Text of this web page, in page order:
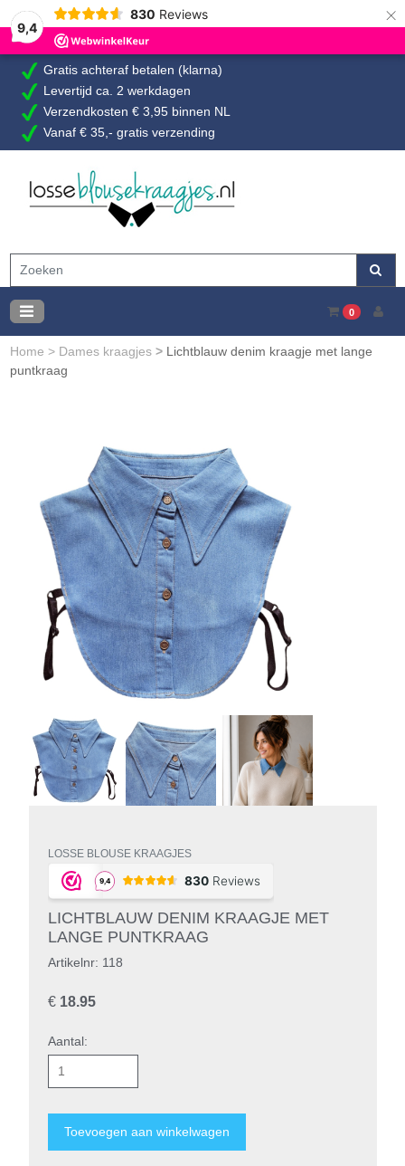
9,4
830 Reviews ×
Gratis achteraf betalen (klarna)
Levertijd ca. 2 werkdagen
Verzendkosten € 3,95 binnen NL
Vanaf € 35,- gratis verzending
0
Home > Dames kraagjes > Lichtblauw denim kraagje met lange
puntkraag
LOSSE BLOUSE KRAAGJES
LICHTBLAUW DENIM KRAAGJE MET
LANGE PUNTKRAAG
Artikelnr: 118
€ 18.95
Aantal: